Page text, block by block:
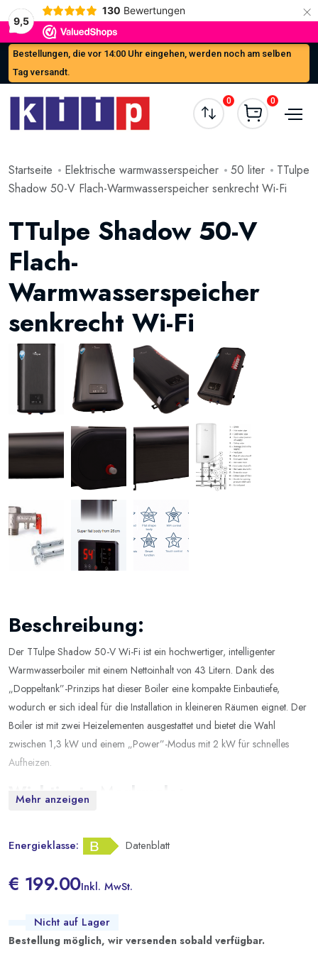
9,5
130 Bewertungen ×
Bestellungen, die vor 14:00 Uhr eingehen, werden noch am selben
Tag versandt.
0 0
Startseite Elektrische warmwasserspeicher 50 liter
TTulpe
Shadow 50-V Flach-Warmwasserspeicher senkrecht Wi-Fi
TTulpe Shadow 50-V
Flach-
Warmwasserspeicher
senkrecht Wi-Fi
Beschreibung:
Der TTulpe Shadow 50-V Wi-Fi ist ein hochwertiger, intelligenter
Warmwasserboiler mit einem Nettoinhalt von 43 Litern. Dank des
„Doppeltank”-Prinzips hat dieser Boiler eine kompakte Einbautiefe,
wodurch er sich ideal für die Installation in kleineren Räumen eignet. Der
Boiler ist mit zwei Heizelementen ausgestattet und bietet die Wahl
zwischen 1,3 kW und einem „Power”-Modus mit 2 kW für schnelles
Aufheizen.
Wichtigste Merkmale:
und 2 kW für schnelleres Aufheizen.
einzigartigen, patentierten Beschichtung für maximalen Schutz ohne
Energieeffizienz
: Hervorragende Energieeffizienzklasse B dank der
SMART-Funktion, die den Energieverbrauch optimiert.
Mehr anzeigen
Energieklasse: Datenblatt
€ 199.00Inkl. MwSt.
Nicht auf Lager
Bestellung möglich, wir versenden sobald verfügbar.